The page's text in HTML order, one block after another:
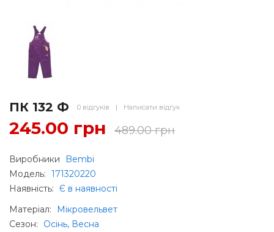
ПК 132 Ф 0 відгуків | Написати відгук
245.00 грн 489.00 грн
Виробники
Bembi
Модель: 171320220
Наявність:
Є в наявності
Матеріал:
Мікровельвет
Сезон:
Осінь, Весна